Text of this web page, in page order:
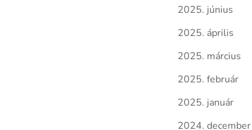
2025. június
2025. április
2025. március
2025. február
2025. január
2024. december